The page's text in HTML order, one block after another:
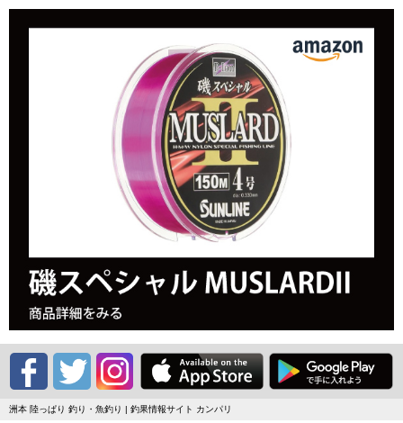
洲本 陸っぱり 釣り・魚釣り | 釣果情報サイト カンパリ